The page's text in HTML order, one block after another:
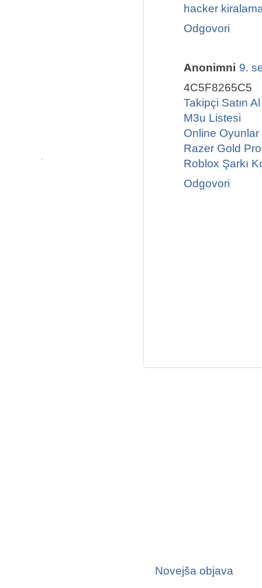
hacker
Odgovori
Anonimni 9.
4C5F8265C5
Takipçi Satın Al
M3u Listesi
Online Oyunlar
Razer Gold
Roblox Şarkı
Odgovori
Novejša objava